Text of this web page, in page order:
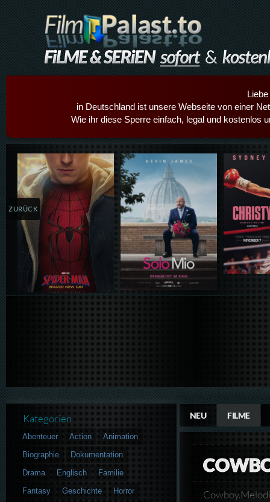
in Deutschland ist unsere Webseite von einer
Wie ihr diese Sperre einfach, legal und kostenlos
Details,Play Details,Play
ZURÜCK
NEU FILME
Kategorien
Abenteuer Action
Animation
Biographie
Dokumentation
Drama
Englisch
Familie
Fantasy
Geschichte
Horror